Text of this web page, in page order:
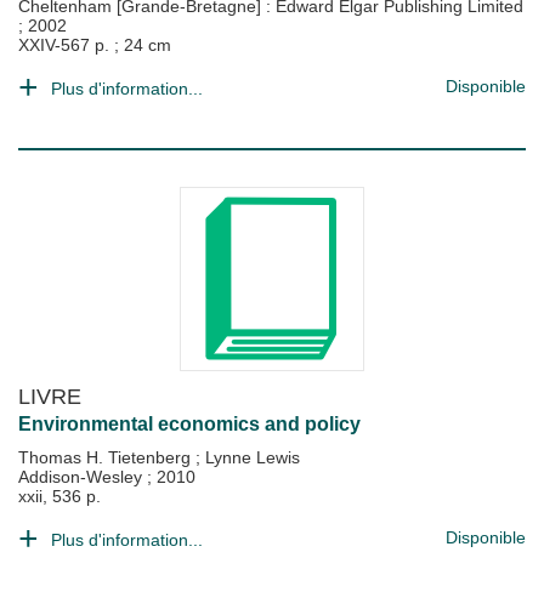
Cheltenham [Grande-Bretagne] : Edward Elgar Publishing Limited
; 2002
XXIV-567 p. ; 24 cm
Plus d'information... Disponible
LIVRE
Environmental economics and policy
Thomas H. Tietenberg ; Lynne Lewis
Addison-Wesley ; 2010
xxii, 536 p.
Plus d'information... Disponible